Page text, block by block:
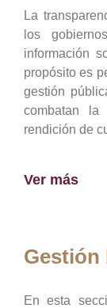
La
los
información
propósito es
gestión
combatan la
rendición de
Ver más
Gestión
En esta